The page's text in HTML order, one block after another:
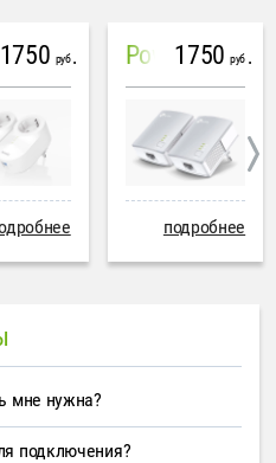
PowerLine Tenda PH6
1750 руб PowerLine TP-Link AV600
1750 руб
подробнее
мне нужна?
подключения?